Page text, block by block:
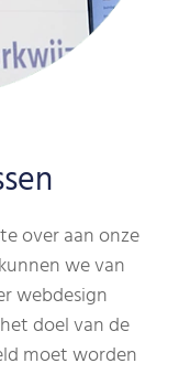
over aan onze
we van
webdesign
doel van de
moet worden